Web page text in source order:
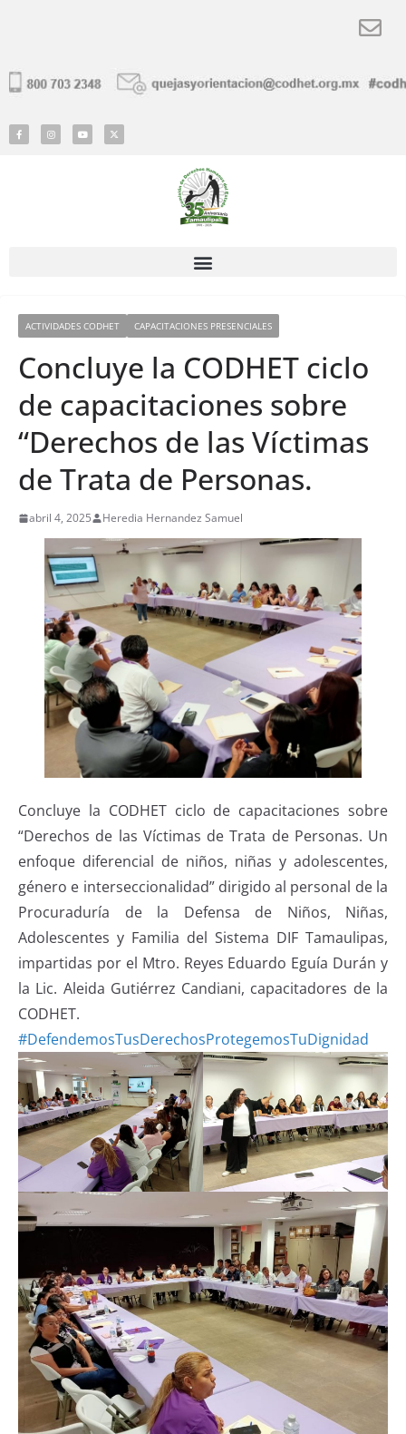
ACTIVIDADES CODHET CAPACITACIONES PRESENCIALES
Concluye la CODHET ciclo
de capacitaciones sobre
“Derechos de las Víctimas
de Trata de Personas.
abril 4, 2025 Heredia Hernandez Samuel
Concluye la CODHET ciclo de capacitaciones sobre
“Derechos de las Víctimas de Trata de Personas. Un
enfoque diferencial de niños, niñas y adolescentes,
género e interseccionalidad” dirigido al personal de la
Procuraduría de la Defensa de Niños, Niñas,
Adolescentes y Familia del Sistema DIF Tamaulipas,
impartidas por el Mtro. Reyes Eduardo Eguía Durán y
la Lic. Aleida Gutiérrez Candiani, capacitadores de la
CODHET.
#DefendemosTusDerechosProtegemosTuDignidad